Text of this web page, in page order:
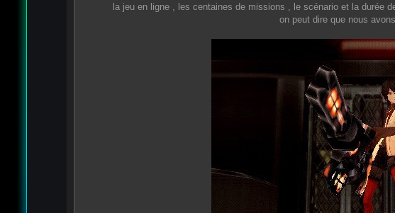
la jeu en ligne , les centaines de missions , le scénario et la durée
on peut dire que nous